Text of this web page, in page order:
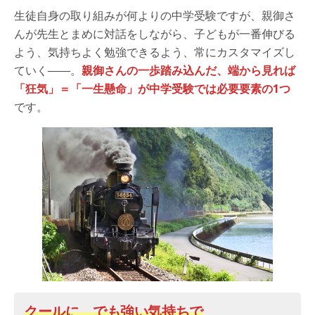
生徒自身の取り組みが何よりの中学受験ですが、親御さ
んが先生とまめに対話をしながら、子どもが一番伸びる
よう、気持ちよく勉強できるよう、常にカスタマイズし
ていく――。 親御さんの一歩踏み込んだ、端から見れば
「狂気」＝「一生懸命」が中学受験では必要要素の1つ
です。
クールに でも強い気持ちで